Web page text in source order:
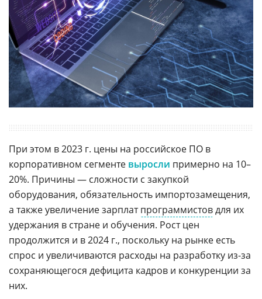
При этом в 2023 г. цены на российское ПО в
корпоративном сегменте выросли примерно на 10–
20%. Причины — сложности с закупкой
оборудования, обязательность импортозамещения,
а также увеличение зарплатпрограммистовдля их
удержания в стране и обучения. Рост цен
продолжится и в 2024 г., поскольку на рынке есть
спрос и увеличиваются расходы на разработку из-за
сохраняющегося дефицита кадров и конкуренции за
них.